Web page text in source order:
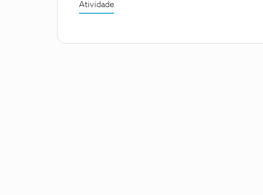
Atividade